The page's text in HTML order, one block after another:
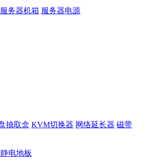
服务器机箱 服务器电源
抽取盒 KVM切换器 网络延长器 磁带
电地板